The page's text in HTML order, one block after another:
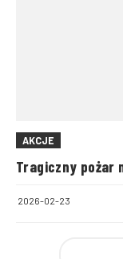
AKCJE
Tragiczny pożar
2026-02-23